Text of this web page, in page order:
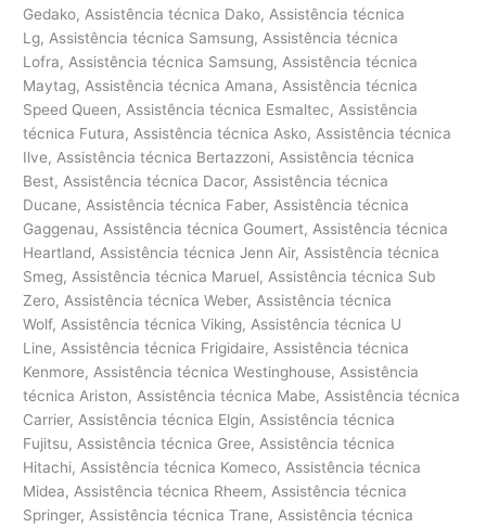
Gedako, Assistência técnica Dako, Assistência técnica
Lg, Assistência técnica Samsung, Assistência técnica
Lofra, Assistência técnica Samsung, Assistência técnica
Maytag, Assistência técnica Amana, Assistência técnica
Speed Queen, Assistência técnica Esmaltec, Assistência
técnica Futura, Assistência técnica Asko, Assistência técnica
Ilve, Assistência técnica Bertazzoni, Assistência técnica
Best, Assistência técnica Dacor, Assistência técnica
Ducane, Assistência técnica Faber, Assistência técnica
Gaggenau, Assistência técnica Goumert, Assistência técnica
Heartland, Assistência técnica Jenn Air, Assistência técnica
Smeg, Assistência técnica Maruel, Assistência técnica Sub
Zero, Assistência técnica Weber, Assistência técnica
Wolf, Assistência técnica Viking, Assistência técnica U
Line, Assistência técnica Frigidaire, Assistência técnica
Kenmore, Assistência técnica Westinghouse, Assistência
técnica Ariston, Assistência técnica Mabe, Assistência técnica
Carrier, Assistência técnica Elgin, Assistência técnica
Fujitsu, Assistência técnica Gree, Assistência técnica
Hitachi, Assistência técnica Komeco, Assistência técnica
Midea, Assistência técnica Rheem, Assistência técnica
Springer, Assistência técnica Trane, Assistência técnica